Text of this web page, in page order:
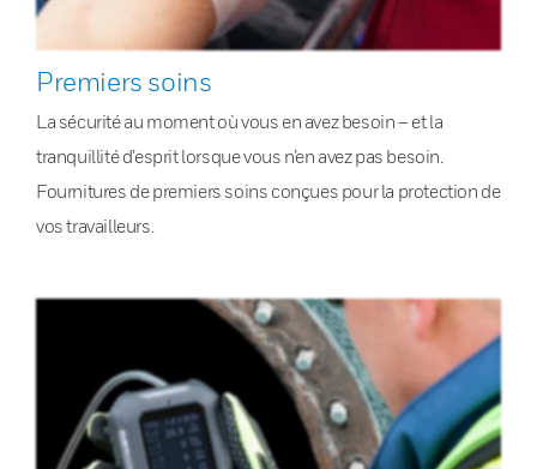
Premiers soins
La sécurité au moment où vous en avez besoin – et la
tranquillité d’esprit lorsque vous n’en avez pas besoin.
Fournitures de premiers soins conçues pour la protection de
vos travailleurs.